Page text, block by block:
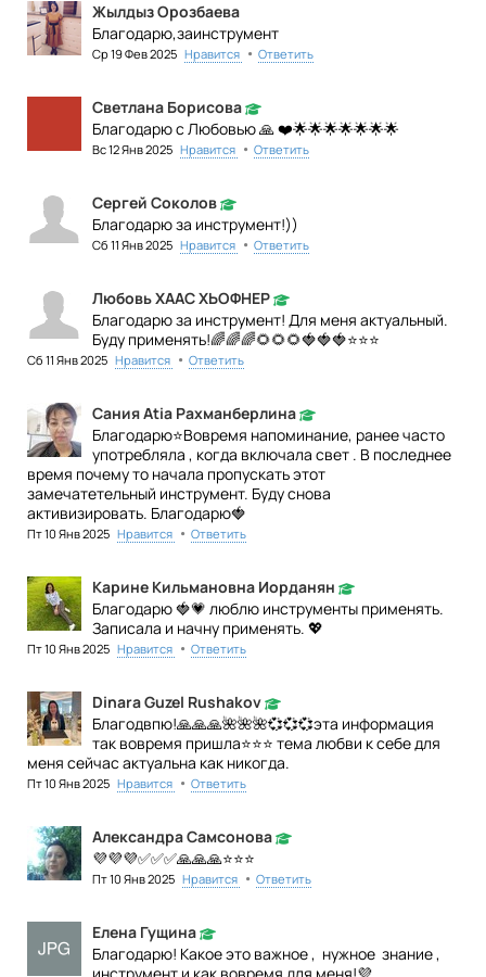
Жылдыз Орозбаева
Благодарю,заинструмент
Ср 19 Фев 2025 Нравится • Ответить
Светлана Борисова
Благодарю с Любовью 🙏 ❤️🌟🌟🌟🌟🌟🌟🌟
Вс 12 Янв 2025 Нравится • Ответить
Сергей Соколов
Благодарю за инструмент!))
Сб 11 Янв 2025 Нравится • Ответить
Любовь ХААС ХЬОФНЕР
Благодарю за инструмент! Для меня актуальный.
Буду применять!🌈🌈🌈🌻🌻🌻🍓🍓🍓⭐⭐⭐
Сб 11 Янв 2025 Нравится • Ответить
Сания Atia Рахманберлина
Благодарю⭐Вовремя напоминание, ранее часто
употребляла , когда включала свет . В последнее
время почему то начала пропускать этот
замечатетельный инструмент. Буду снова
активизировать. Благодарю🍓
Пт 10 Янв 2025 Нравится • Ответить
Карине Кильмановна Иорданян
Благодарю 🍓💗 люблю инструменты применять.
Записала и начну применять. 💖
Пт 10 Янв 2025 Нравится • Ответить
Dinara Guzel Rushakov
Благодвпю!🙏🙏🙏🌺🌺🌺💞💞💞эта информация
так вовремя пришла⭐⭐⭐ тема любви к себе для
меня сейчас актуальна как никогда.
Пт 10 Янв 2025 Нравится • Ответить
Александра Самсонова
💜💜💜✅✅✅🙏🙏🙏⭐⭐⭐
Пт 10 Янв 2025 Нравится • Ответить
Елена Гущина
Благодарю! Какое это важное , нужное знание ,